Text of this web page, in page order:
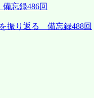
忘録486回
振り返る 備忘録488回